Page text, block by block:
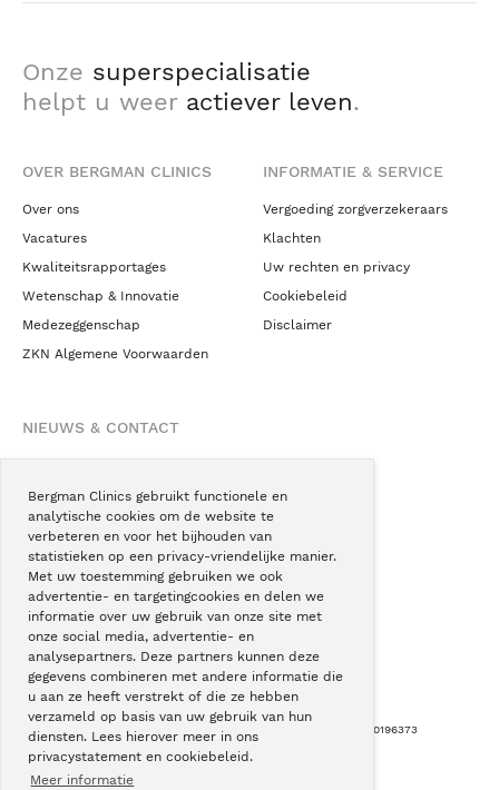
Bergman Clinics gebruikt functionele en
analytische cookies om de website te
verbeteren en voor het bijhouden van
statistieken op een privacy-vriendelijke manier.
Met uw toestemming gebruiken we ook
advertentie- en targetingcookies en delen we
informatie over uw gebruik van onze site met
onze social media, advertentie- en
analysepartners. Deze partners kunnen deze
gegevens combineren met andere informatie die
u aan ze heeft verstrekt of die ze hebben
verzameld op basis van uw gebruik van hun
diensten. Lees hierover meer in ons
privacystatement en cookiebeleid.
Meer informatie
Onze superspecialisatie
helpt u weer actiever leven.
OVER BERGMAN CLINICS
Over ons
Vacatures
Kwaliteitsrapportages
Wetenschap & Innovatie
Medezeggenschap
ZKN Algemene Voorwaarden
INFORMATIE & SERVICE
Vergoeding zorgverzekeraars
Klachten
Uw rechten en privacy
Cookiebeleid
Disclaimer
NIEUWS & CONTACT
Blogs
Podcast
Pressroom
Instagram
Facebook
LinkedIn
Copyright © Bergman Clinics 2026 KVK nummer: 30196373